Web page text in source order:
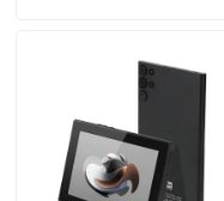
एक बोली का अनुरोध